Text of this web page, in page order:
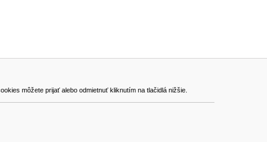
môžete prijať alebo odmietnuť kliknutím na tlačidlá nižšie.